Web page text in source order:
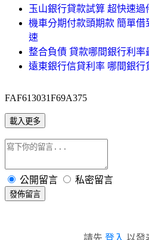
玉山銀行貸款試算 超快速過
機車分期付款頭期款 簡單
速
整合負債 貸款哪間銀行利率
遠東銀行信貸利率 哪間銀
FAF613031F69A375
載入更多
公開留言 私密留言
發佈留言
請先 登入 以發